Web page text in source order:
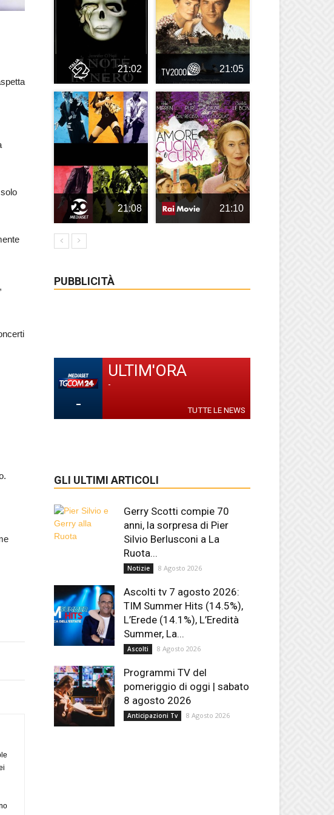
21:02 21:05
21:08 21:10
PUBBLICITÀ
-
ULTIM'ORA
-
TUTTE LE NEWS
GLI ULTIMI ARTICOLI
Gerry Scotti compie 70
anni, la sorpresa di Pier
Silvio Berlusconi a La
Ruota...
Notizie 8 Agosto 2026
Ascolti tv 7 agosto 2026:
TIM Summer Hits (14.5%),
L’Erede (14.1%), L’Eredità
Summer, La...
Ascolti 8 Agosto 2026
Programmi TV del
pomeriggio di oggi | sabato
8 agosto 2026
Anticipazioni Tv 8 Agosto 2026